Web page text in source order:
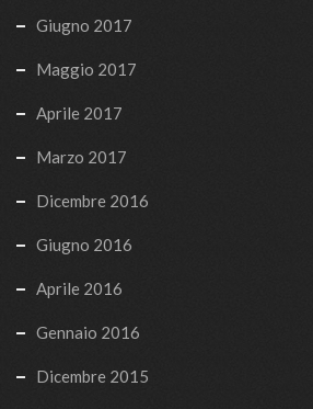
Giugno 2017
Maggio 2017
Aprile 2017
Marzo 2017
Dicembre 2016
Giugno 2016
Aprile 2016
Gennaio 2016
Dicembre 2015